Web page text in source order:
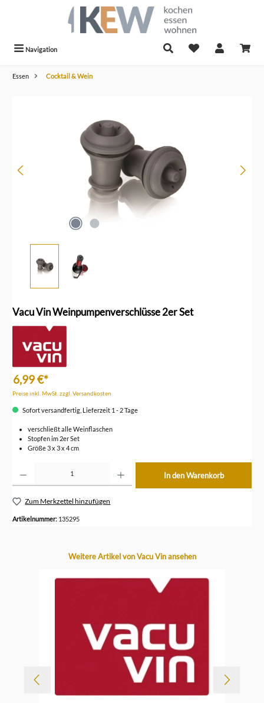
Navigation
Essen Cocktail & Wein
Vacu Vin Weinpumpenverschlüsse 2er Set
6,99 €*
Preise inkl. MwSt. zzgl. Versandkosten
Sofort versandfertig, Lieferzeit 1 - 2 Tage
verschließt alle Weinflaschen
Stopfen im 2er Set
Größe 3 x 3 x 4 cm
In den Warenkorb
Zum Merkzettel hinzufügen
Artikelnummer: 135295
Produktgalerie überspringen
Weitere Artikel von Vacu Vin ansehen